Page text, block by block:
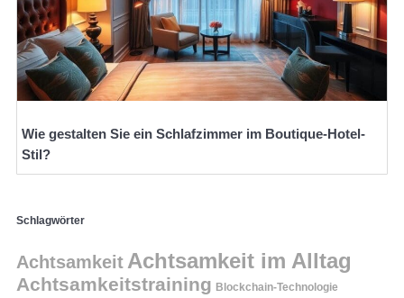
Wie gestalten Sie ein Schlafzimmer im Boutique-Hotel-
Stil?
Schlagwörter
Achtsamkeit Achtsamkeit im Alltag
Achtsamkeitstraining Blockchain-Technologie